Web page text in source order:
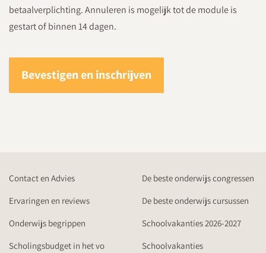
betaalverplichting. Annuleren is mogelijk tot de module is
gestart of binnen 14 dagen.
Bevestigen en inschrijven
Contact en Advies
De beste onderwijs congressen
Ervaringen en reviews
De beste onderwijs cursussen
Onderwijs begrippen
Schoolvakanties 2026-2027
Scholingsbudget in het vo
Schoolvakanties